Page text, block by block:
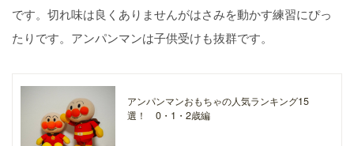
です。切れ味は良くありませんがはさみを動かす練習にぴっ
たりです。アンパンマンは子供受けも抜群です。
アンパンマンおもちゃの人気ランキング15
選！ 0・1・2歳編